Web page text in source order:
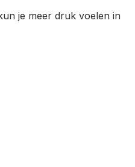
je meer druk voelen in